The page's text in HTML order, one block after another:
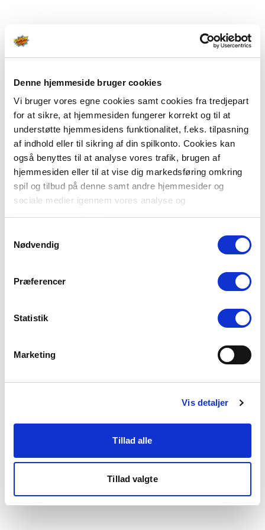
Denne hjemmeside bruger cookies
Vi bruger vores egne cookies samt cookies fra tredjepart
for at sikre, at hjemmesiden fungerer korrekt og til at
understøtte hjemmesidens funktionalitet, f.eks. tilpasning
af indhold eller til sikring af din spilkonto. Cookies kan
også benyttes til at analyse vores trafik, brugen af
hjemmesiden eller til at vise dig markedsføring omkring
spil og tilbud på denne samt andre hjemmesider og
sociale medier igennem vores analyse og
Du kan læse mere om vores brug af cookies under
"Detaljer" eller ved at klikke videre til vores Cookiepolitik,
Nødvendig
Præferencer
Statistik
Marketing
Vis detaljer
Tillad alle
Tillad valgte